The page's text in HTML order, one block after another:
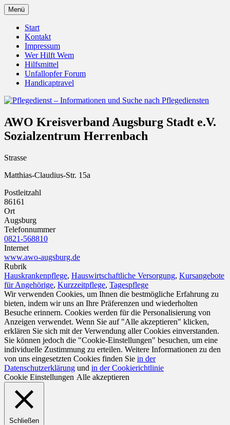
Zum
Inhalt
springen
Pflegedienst – Informationen
und Suche nach Pflegediensten
Unfallopfer – Hilfswerk
Menü
Start
Kontakt
Impressum
Wer Hilft Wem
Hilfsmittel
Unfallopfer Forum
Handicaptravel
AWO Kreisverband Augsburg Stadt e.V.
Sozialzentrum Herrenbach
Strasse
Matthias-Claudius-Str. 15a
Postleitzahl
86161
Ort
Augsburg
Telefonnummer
0821-568810
Internet
www.awo-augsburg.de
Rubrik
Hauskrankenpflege, Hauswirtschaftliche Versorgung, Kursangebote
für Angehörige, Kurzzeitpflege, Tagespflege
Wir verwenden Cookies, um Ihnen die bestmögliche Erfahrung zu
bieten, indem wir uns an Ihre Präferenzen und wiederholten
Besuche erinnern. Cookies werden für die Personalisierung von
Anzeigen verwendet. Wenn Sie auf "Alle akzeptieren" klicken,
erklären Sie sich mit der Verwendung aller Cookies einverstanden.
Sie können jedoch die "Cookie-Einstellungen" besuchen, um eine
individuelle Zustimmung zu erteilen. Weitere Informationen zu den
von uns eingesetzten Cookies finden Sie in der
Datenschutzerklärung und in der Cookierichtlinie
Cookie Einstellungen Alle akzeptieren
Schließen